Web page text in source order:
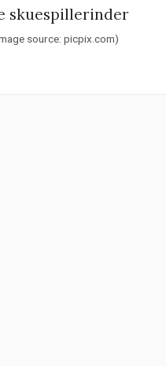
skuespillerinder
source: picpix.com)